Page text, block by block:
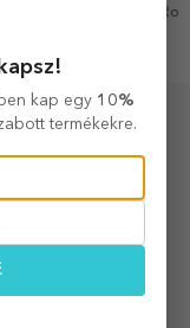
16 perce,
kap egy 10%
termékekre.